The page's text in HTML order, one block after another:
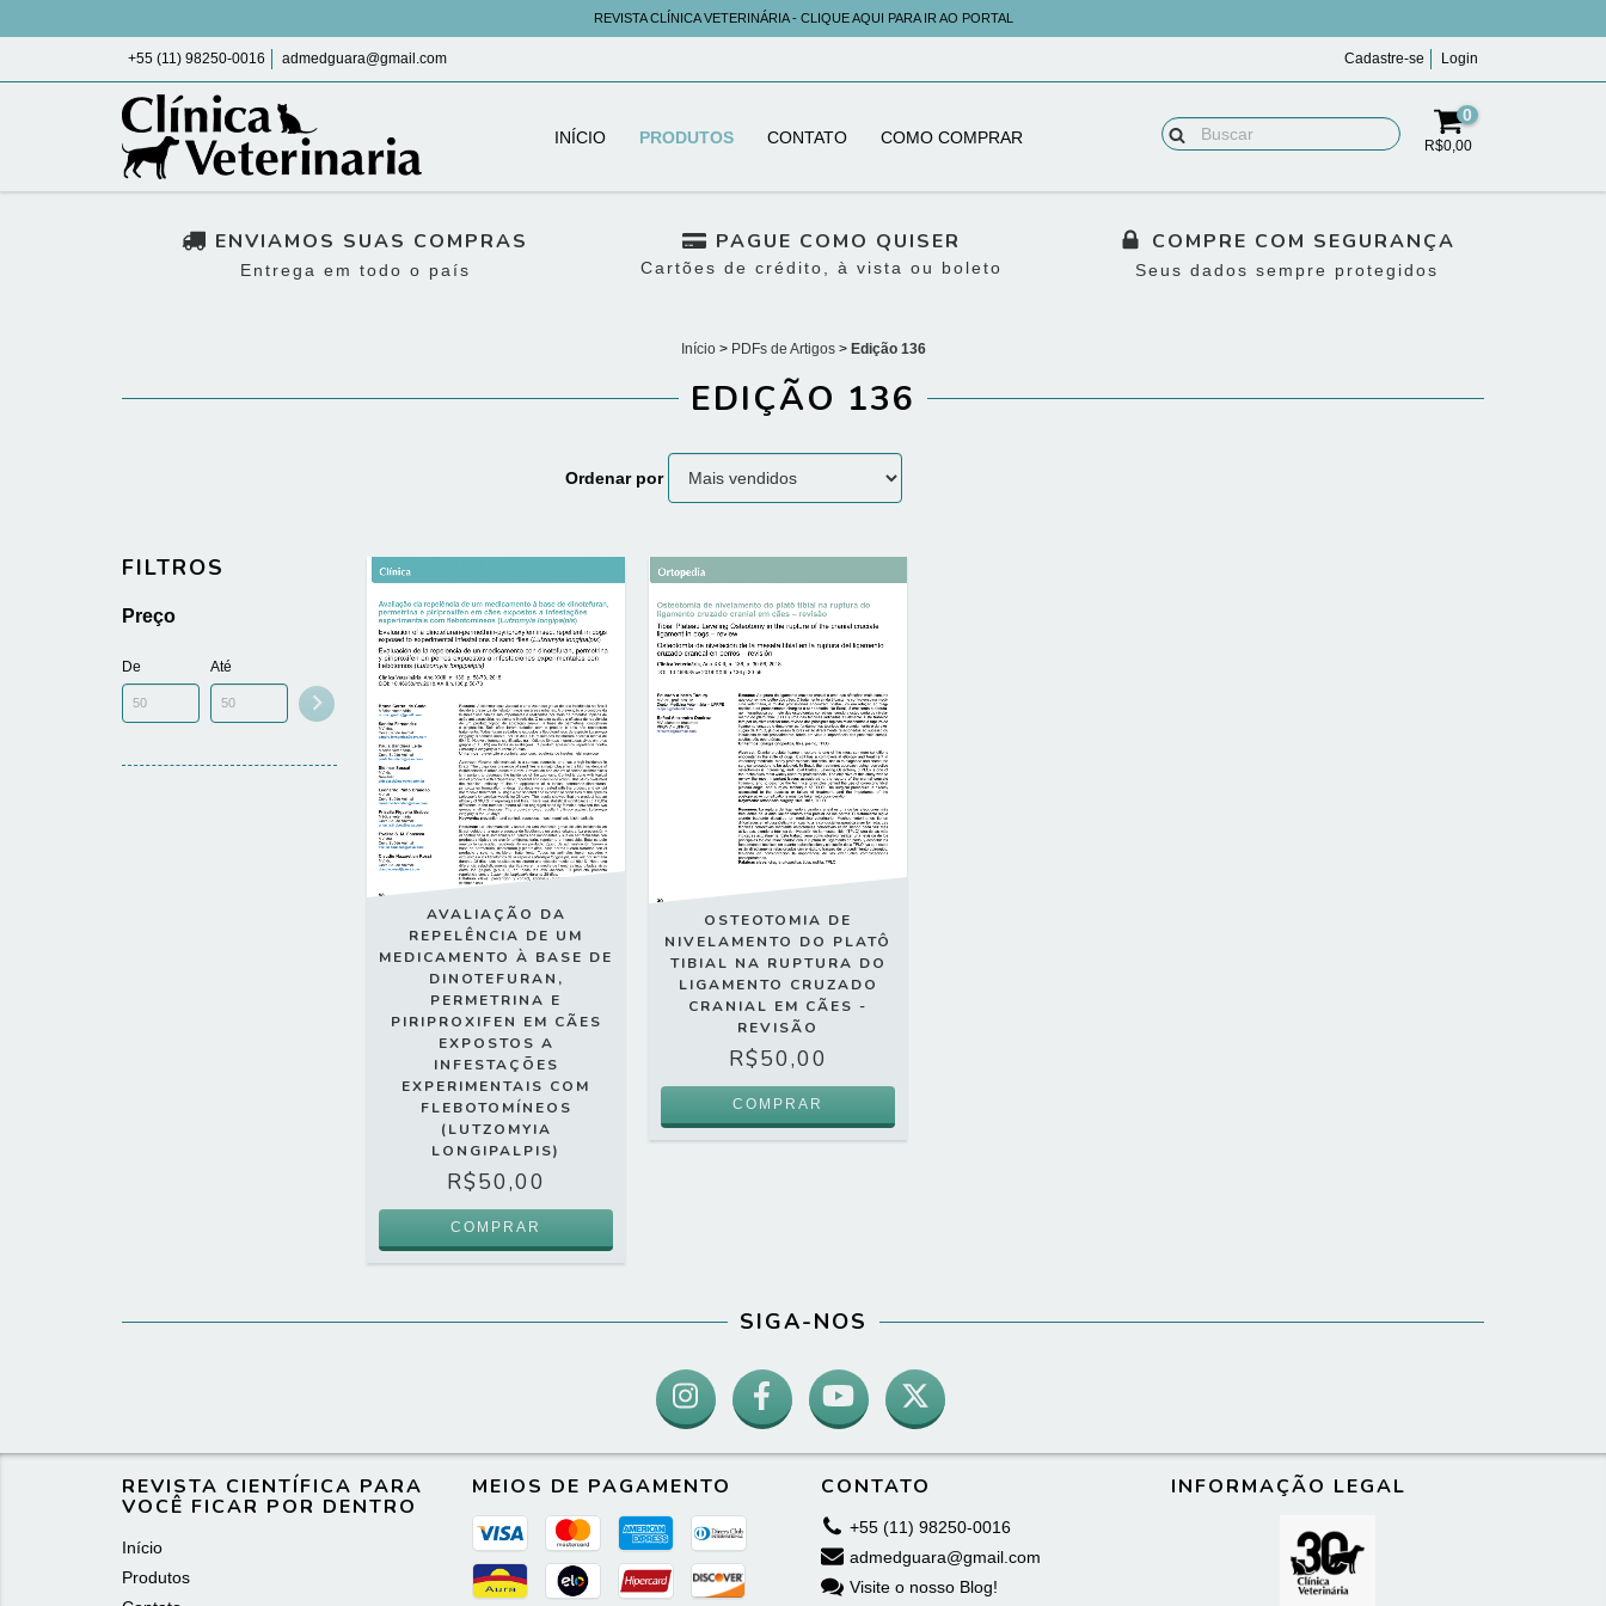
REVISTA CLÍNICA VETERINÁRIA - CLIQUE AQUI PARA IR AO PORTAL
+55 (11) 98250-0016 admedguara@gmail.com Cadastre-se Login
INÍCIO PRODUTOS CONTATO COMO COMPRAR
0
R$0,00
ENVIAMOS SUAS COMPRAS
Entrega em todo o país
PAGUE COMO QUISER
Cartões de crédito, à vista ou boleto
COMPRE COM SEGURANÇA
Seus dados sempre protegidos
Início > PDFs de Artigos > Edição 136
EDIÇÃO 136
Ordenar por
FILTROS
Preço
De Até
AVALIAÇÃO DA
REPELÊNCIA DE UM
MEDICAMENTO À BASE DE
DINOTEFURAN,
PERMETRINA E
PIRIPROXIFEN EM CÃES
EXPOSTOS A
INFESTAÇÕES
EXPERIMENTAIS COM
FLEBOTOMÍNEOS
(LUTZOMYIA
LONGIPALPIS)
R$50,00
OSTEOTOMIA DE
NIVELAMENTO DO PLATÔ
TIBIAL NA RUPTURA DO
LIGAMENTO CRUZADO
CRANIAL EM CÃES -
REVISÃO
R$50,00
SIGA-NOS
REVISTA CIENTÍFICA PARA
VOCÊ FICAR POR DENTRO
Início
Produtos
MEIOS DE PAGAMENTO CONTATO
+55 (11) 98250-0016
admedguara@gmail.com
Visite o nosso Blog!
INFORMAÇÃO LEGAL